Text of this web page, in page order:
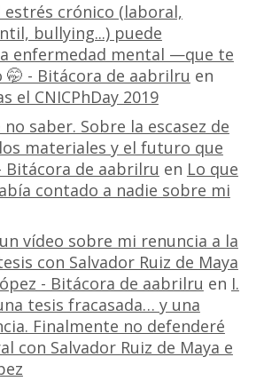
estrés crónico (laboral,
bullying...) puede
enfermedad mental —que te
🤭 - Bitácora de aabrilru en
el CNICPhDay 2019
saber. Sobre la escasez de
materiales y el futuro que
Bitácora de aabrilru en Lo que
contado a nadie sobre mi
vídeo sobre mi renuncia a la
con Salvador Ruiz de Maya
- Bitácora de aabrilru en I.
tesis fracasada… y una
Finalmente no defenderé
con Salvador Ruiz de Maya e